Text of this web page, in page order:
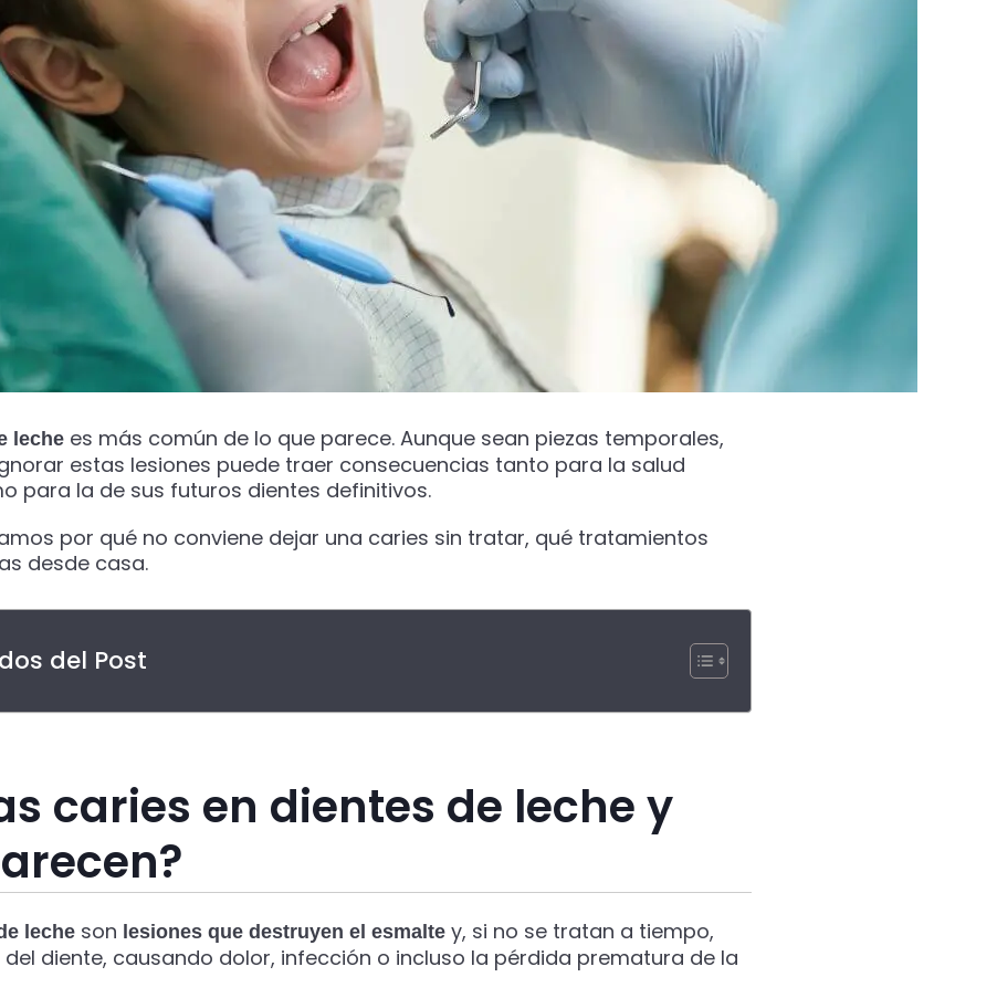
leche es más común de lo que parece. Aunque sean piezas temporales,
estas lesiones puede traer consecuencias tanto para la salud
para la de sus futuros dientes definitivos.
por qué no conviene dejar una caries sin tratar, qué tratamientos
desde casa.
del Post
caries en dientes de leche y
leche son lesiones que destruyen el esmalte y, si no se tratan a tiempo,
diente, causando dolor, infección o incluso la pérdida prematura de la